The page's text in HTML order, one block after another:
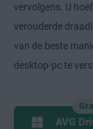
vervolgens. U
verouderde
van de beste
desktop-pc te
AVG